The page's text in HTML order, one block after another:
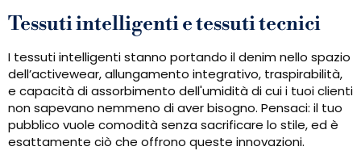
Tessuti intelligenti e tessuti tecnici
I tessuti intelligenti stanno portando il denim nello spazio
dell’activewear, allungamento integrativo, traspirabilità,
e capacità di assorbimento dell'umidità di cui i tuoi clienti
non sapevano nemmeno di aver bisogno. Pensaci: il tuo
pubblico vuole comodità senza sacrificare lo stile, ed è
esattamente ciò che offrono queste innovazioni.